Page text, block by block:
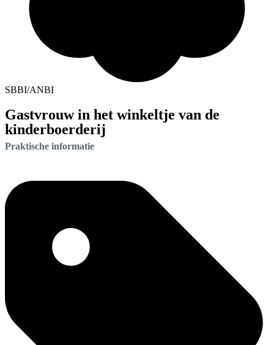
SBBI/ANBI
Gastvrouw in het winkeltje van de
kinderboerderij
Praktische informatie